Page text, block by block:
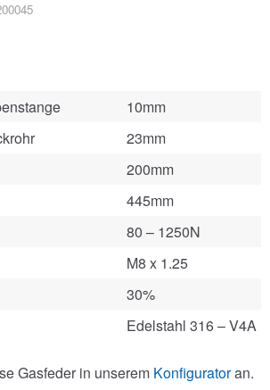
10mm
23mm
200mm
445mm
80 – 1250N
M8 x 1.25
30%
Edelstahl 316 – V4A
Gasfeder in unserem Konfiguratoran.